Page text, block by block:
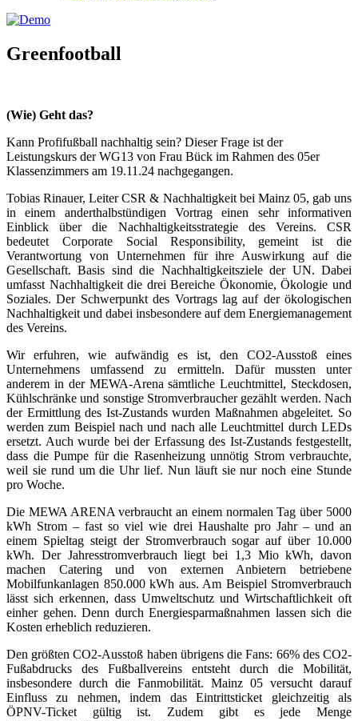
Greenfootball
(Wie) Geht das?
Kann Profifußball nachhaltig sein? Dieser Frage ist der
Leistungskurs der WG13 von Frau Bück im Rahmen des 05er
Klassenzimmers am 19.11.24 nachgegangen.
Tobias Rinauer, Leiter CSR & Nachhaltigkeit bei Mainz 05, gab uns
in einem anderthalbstündigen Vortrag einen sehr informativen
Einblick über die Nachhaltigkeitsstrategie des Vereins. CSR
bedeutet Corporate Social Responsibility, gemeint ist die
Verantwortung von Unternehmen für ihre Auswirkung auf die
Gesellschaft. Basis sind die Nachhaltigkeitsziele der UN. Dabei
umfasst Nachhaltigkeit die drei Bereiche Ökonomie, Ökologie und
Soziales. Der Schwerpunkt des Vortrags lag auf der ökologischen
Nachhaltigkeit und dabei insbesondere auf dem Energiemanagement
des Vereins.
Wir erfuhren, wie aufwändig es ist, den CO2-Ausstoß eines
Unternehmens umfassend zu ermitteln. Dafür mussten unter
anderem in der MEWA-Arena sämtliche Leuchtmittel, Steckdosen,
Kühlschränke und sonstige Stromverbraucher gezählt werden. Nach
der Ermittlung des Ist-Zustands wurden Maßnahmen abgeleitet. So
werden zum Beispiel nach und nach alle Leuchtmittel durch LEDs
ersetzt. Auch wurde bei der Erfassung des Ist-Zustands festgestellt,
dass die Pumpe für die Rasenheizung unnötig Strom verbrauchte,
weil sie rund um die Uhr lief. Nun läuft sie nur noch eine Stunde
pro Woche.
Die MEWA ARENA verbraucht an einem normalen Tag über 5000
kWh Strom – fast so viel wie drei Haushalte pro Jahr – und an
einem Spieltag steigt der Stromverbrauch sogar auf über 10.000
kWh. Der Jahresstromverbrauch liegt bei 1,3 Mio kWh, davon
machen Catering und von externen Anbietern betriebene
Mobilfunkanlagen 850.000 kWh aus. Am Beispiel Stromverbrauch
lässt sich erkennen, dass Umweltschutz und Wirtschaftlichkeit oft
einher gehen. Denn durch Energiesparmaßnahmen lassen sich die
Kosten erheblich reduzieren.
Den größten CO2-Ausstoß haben übrigens die Fans: 66% des CO2-
Fußabdrucks des Fußballvereins entsteht durch die Mobilität,
insbesondere durch die Fanmobilität. Mainz 05 versucht darauf
Einfluss zu nehmen, indem das Eintrittsticket gleichzeitig als
ÖPNV-Ticket gültig ist. Zudem gibt es jede Menge